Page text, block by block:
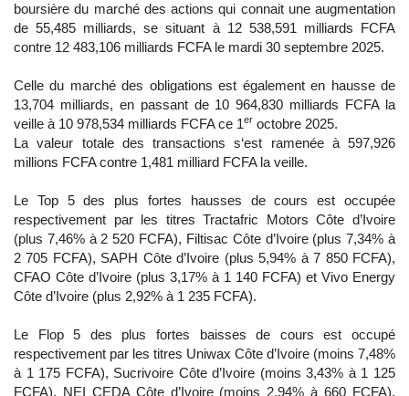
boursière du marché des actions qui connait une augmentation
de 55,485 milliards, se situant à 12 538,591 milliards FCFA
contre 12 483,106 milliards FCFA le mardi 30 septembre 2025.
Celle du marché des obligations est également en hausse de
13,704 milliards, en passant de 10 964,830 milliards FCFA la
veille à 10 978,534 milliards FCFA ce 1er octobre 2025.
La valeur totale des transactions s‘est ramenée à 597,926
millions FCFA contre 1,481 milliard FCFA la veille.
Le Top 5 des plus fortes hausses de cours est occupée
respectivement par les titres Tractafric Motors Côte d’Ivoire
(plus 7,46% à 2 520 FCFA), Filtisac Côte d’Ivoire (plus 7,34% à
2 705 FCFA), SAPH Côte d’Ivoire (plus 5,94% à 7 850 FCFA),
CFAO Côte d’Ivoire (plus 3,17% à 1 140 FCFA) et Vivo Energy
Côte d’Ivoire (plus 2,92% à 1 235 FCFA).
Le Flop 5 des plus fortes baisses de cours est occupé
respectivement par les titres Uniwax Côte d’Ivoire (moins 7,48%
à 1 175 FCFA), Sucrivoire Côte d’Ivoire (moins 3,43% à 1 125
FCFA), NEI CEDA Côte d’Ivoire (moins 2,94% à 660 FCFA),